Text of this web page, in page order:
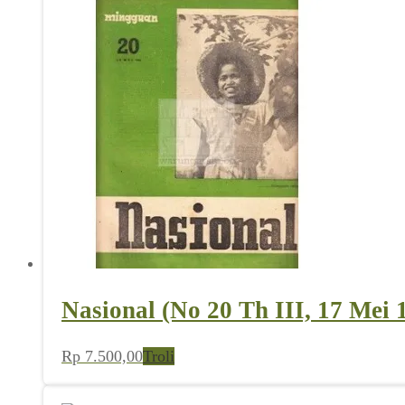
Nasional (No 20 Th III, 17 Mei
Rp 7.500,00Troli